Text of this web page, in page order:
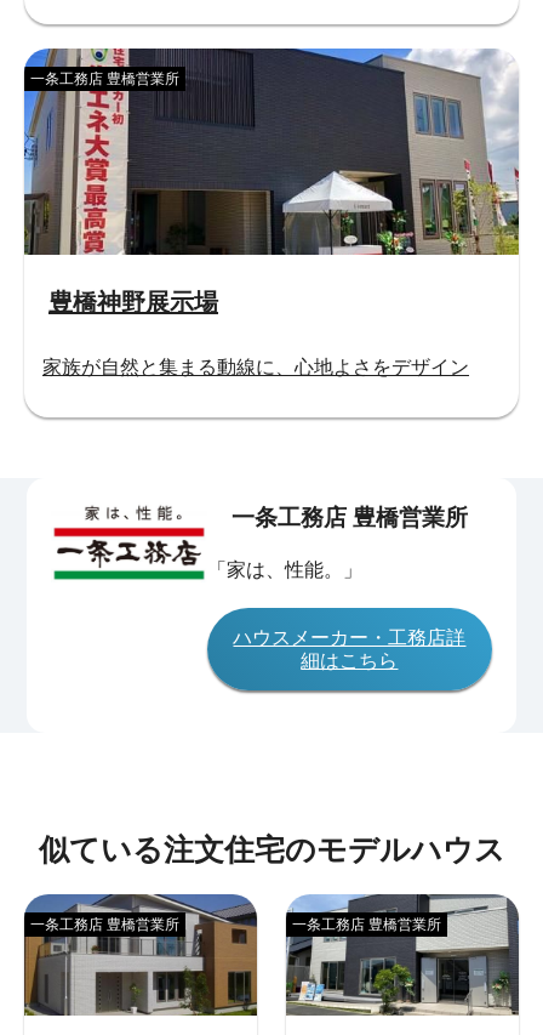
豊橋神野展示場
一条工務店 豊橋営業所
家族が自然と集まる動線に、心地よさをデザイン
一条工務店 豊橋営業所
「家は、性能。」
ハウスメーカー・工務店詳
細はこちら
似ている注文住宅のモデルハウス
一条工務店 豊橋営業所 一条工務店 豊橋営業所